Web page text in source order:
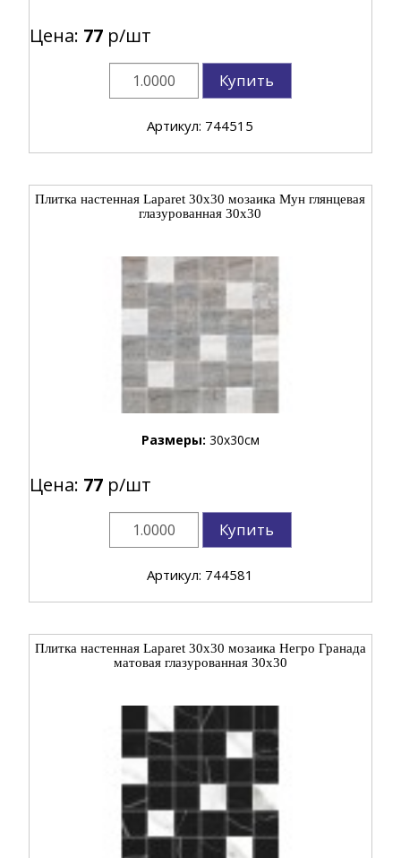
Цена: 77р/шт
Купить
Артикул: 744515
Плитка настенная Laparet 30x30 мозаика Мун глянцевая
глазурованная 30x30
Размеры: 30x30см
Цена: 77р/шт
Купить
Артикул: 744581
Плитка настенная Laparet 30x30 мозаика Негро Гранада
матовая глазурованная 30x30